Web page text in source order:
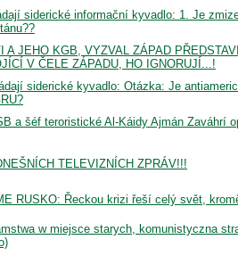
siderické informační kyvadlo: 1. Je
A JEHO KGB, VYZVAL ZÁPAD
V ČELE ZÁPADU, HO IGNORUJÍ...!
siderické kyvadlo: Otázka: Je
a šéf teroristické Al-Káidy Ajmán Zaváhrí
TELEVIZNÍCH ZPRÁV!!!
RUSKO: Řeckou krizi řeší celý svět,
w miejsce starych, komunistyczna